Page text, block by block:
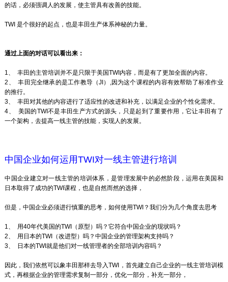
的话，必须强调人的发展，使主管具有改善的技能。
TWI 是个很好的起点，也是丰田生产体系神秘的力量。
通过上面的对话可以看出来：
1、 丰田的主管培训并不是只限于美国TWI内容，而是有了更加全面的内容。
2、 丰田完全继承的是工作教导（JI）,因为这个课程的内容有效帮助了标准作业
的推行。
3、 丰田对其他的内容进行了适应性的改进和补充，以满足企业的个性化需求。
4、 美国的TWI不是丰田生产方式的源头，只是起到了重要作用，它让丰田有了
一个架构，去提高一线主管的技能，实现人的发展。
中国企业如何运用TWI对一线主管进行培训
中国企业建立对一线主管的培训体系，是管理发展中的必然阶段，运用在美国和
日本取得了成功的TWI课程，也是自然而然的选择，
但是，中国企业必须进行慎重的思考，如何使用TWI？我们分为几个角度去思考
1、 用40年代美国的TWI（原型）吗？它符合中国企业的现状吗？
2、 用日本的TWI（改进型）吗？中国企业的管理架构支持吗？
3、 日本的TWI就是他们对一线管理者的全部培训内容吗？
因此，我们依然可以象丰田那样去导入TWI，首先建立自己企业的一线主管培训模
式，再根据企业的管理需求复制一部分，优化一部分，补充一部分，